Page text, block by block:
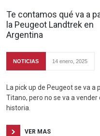
Te contamos qué va a
la Peugeot Landtrek en
Argentina
NOTICIAS 14 enero, 2025
La pick up de Peugeot se va
Titano, pero no se va a vender
historia.
VER MAS